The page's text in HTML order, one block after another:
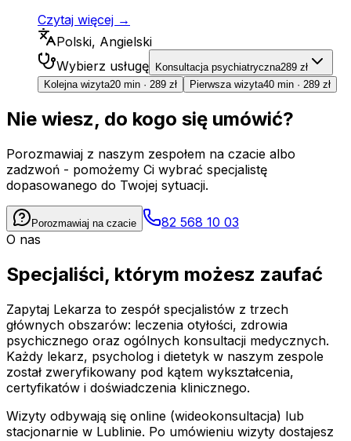
Czytaj więcej →
Polski, Angielski
Wybierz usługę Konsultacja psychiatryczna289 zł
Kolejna wizyta20 min · 289 zł Pierwsza wizyta40 min · 289 zł
Nie wiesz, do kogo się umówić?
Porozmawiaj z naszym zespołem na czacie albo
zadzwoń - pomożemy Ci wybrać specjalistę
dopasowanego do Twojej sytuacji.
Porozmawiaj na czacie
82 568 10 03
O nas
Specjaliści, którym możesz zaufać
Zapytaj Lekarza to zespół specjalistów z trzech
głównych obszarów: leczenia otyłości, zdrowia
psychicznego oraz ogólnych konsultacji medycznych.
Każdy lekarz, psycholog i dietetyk w naszym zespole
został zweryfikowany pod kątem wykształcenia,
certyfikatów i doświadczenia klinicznego.
Wizyty odbywają się online (wideokonsultacja) lub
stacjonarnie w Lublinie. Po umówieniu wizyty dostajesz